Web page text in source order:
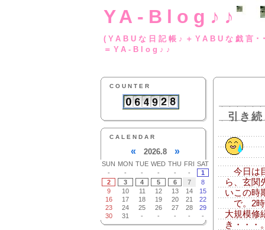
YA-Blog♪♪
(YABUな日記帳♪
＝YA-Blog♪♪
COUNTER
CALENDAR
« 2026.8 »
SUN MON TUE WED THU FRI SAT
-
- - - - -
1
2
3 4 5 6 7
8
9
10 11 12 13 14
15
16
17 18 19 20 21
22
23
24 25 26 27 28
29
30
31 - - - - -
引き
今日は
ら、玄関
いこの時
で。2時
大規模修
き・・・